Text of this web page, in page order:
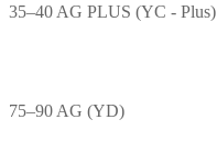
35–40 AG PLUS (YC - Plus)
75–90 AG (YD)